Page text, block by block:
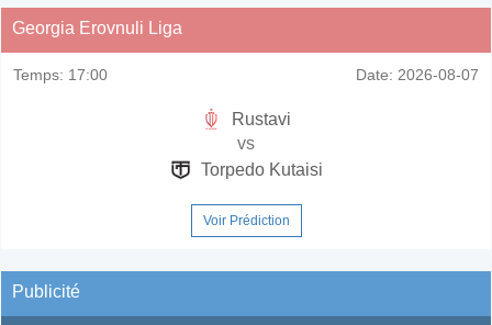
Georgia Erovnuli Liga
Temps: 17:00 Date: 2026-08-07
Rustavi
vs
Torpedo Kutaisi
Voir Prédiction
Publicité